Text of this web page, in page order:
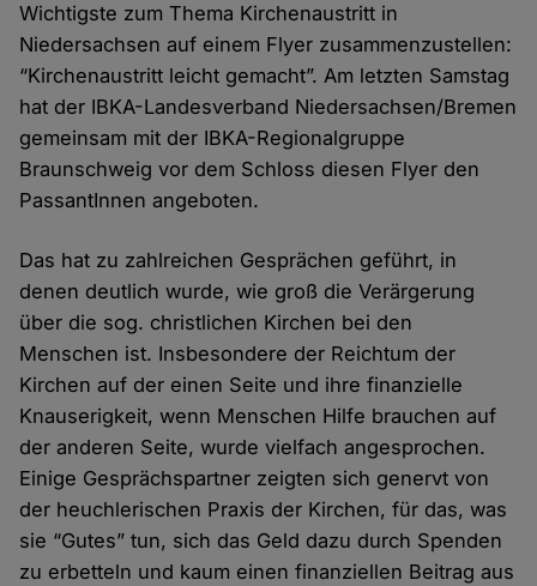
Wichtigste zum Thema Kirchenaustritt in
Niedersachsen auf einem Flyer zusammenzustellen:
“Kirchenaustritt leicht gemacht”. Am letzten Samstag
hat der IBKA-Landesverband Niedersachsen/Bremen
gemeinsam mit der IBKA-Regionalgruppe
Braunschweig vor dem Schloss diesen Flyer den
PassantInnen angeboten.
Das hat zu zahlreichen Gesprächen geführt, in
denen deutlich wurde, wie groß die Verärgerung
über die sog. christlichen Kirchen bei den
Menschen ist. Insbesondere der Reichtum der
Kirchen auf der einen Seite und ihre finanzielle
Knauserigkeit, wenn Menschen Hilfe brauchen auf
der anderen Seite, wurde vielfach angesprochen.
Einige Gesprächspartner zeigten sich genervt von
der heuchlerischen Praxis der Kirchen, für das, was
sie “Gutes” tun, sich das Geld dazu durch Spenden
zu erbetteln und kaum einen finanziellen Beitrag aus